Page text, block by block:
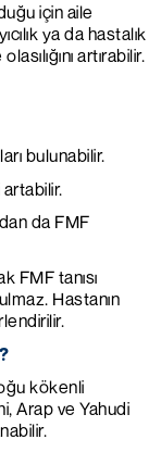
için aile
ya da hastalık
artırabilir.
bulunabilir.
da FMF
FMF tanısı
Hastanın
kökenli
Arap ve Yahudi